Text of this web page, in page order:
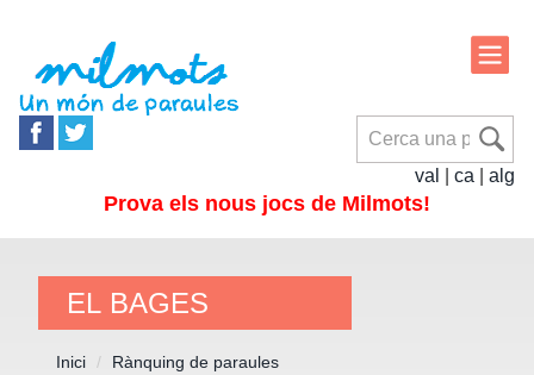
val ca alg
Prova els nous jocs de Milmots!
EL BAGES
Inici
Rànquing de paraules